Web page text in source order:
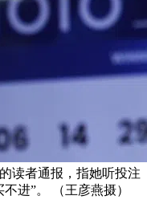
读者通报，指她听投注
进”。 （王彦燕摄）